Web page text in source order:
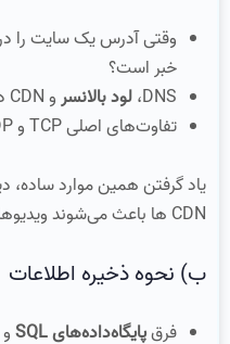
وقتی آدرس یک سایت را
خبر است؟
DNS، لود بالانسرو CDN دقیقاً چه کار می‌کنند؟
تفاوت‌های اصلی TCP و UDP یا HTTP و HTTPS چیست؟
یاد گرفتن همین موارد ساده،
CDN ها باعث می‌شوند ویدیوهای یوتیوب برای ما سریع لود شوند.
ب) نحوه ذخیره اطلاعات
فرقپایگاه‌داده‌های SQL و NoSQL چیست؟